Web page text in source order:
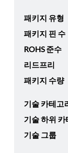
패키지 유형
패키지 핀 수
ROHS 준수
리드프리
패키지 수량
기술 카테고
기술 하위 카
기술 그룹